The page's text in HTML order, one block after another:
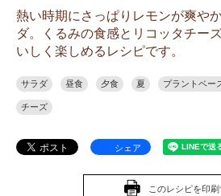
熱い時期にさっぱりレモンが爽や
ダ。くるみの食感とリコッタチー
いしく楽しめるレシピです。
サラダ 昼食 夕食 夏 プラントベー
チーズ
シェア
このレシピを印刷